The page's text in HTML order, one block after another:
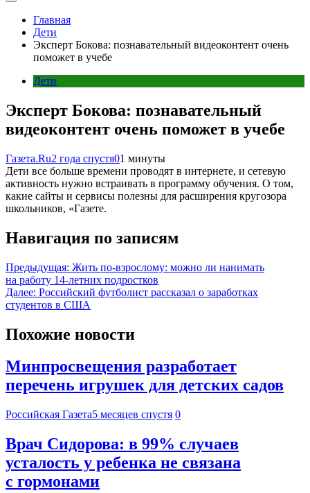
Главная
Дети
Эксперт Бокова: познавательный видеоконтент очень
поможет в учебе
Дети
Эксперт Бокова: познавательный
видеоконтент очень поможет в учебе
Газета.Ru2 года спустя01 минуты
Дети все больше времени проводят в интернете, и сетевую
активность нужно встраивать в программу обучения. О том,
какие сайты и сервисы полезны для расширения кругозора
школьников, «Газете.
Навигация по записям
Предыдущая: Жить по-взрослому: можно ли нанимать
на работу 14-летних подростков
Далее: Российский футболист рассказал о заработках
студентов в США
Похожие новости
Минпросвещения разработает
перечень игрушек для детских садов
Российская Газета5 месяцев спустя 0
Врач Сидорова: в 99% случаев
усталость у ребенка не связана
с гормонами